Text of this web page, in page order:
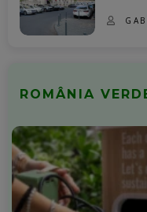
ROMÂNIA